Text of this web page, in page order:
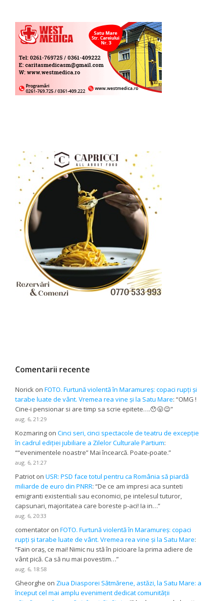
Comentarii recente
Norick onFOTO. Furtună violentă în Maramureș: copaci rupți și
tarabe luate de vânt. Vremea rea vine și la Satu Mare: “OMG !
Cine-i pensionar si are timp sa scrie epitete….😯😛😉”
aug. 6, 21:29
Kozmaring onCinci seri, cinci spectacole de teatru de excepție
în cadrul ediției jubiliare a Zilelor Culturale Partium:
““evenimentele noastre” Mai încearcă. Poate-poate.”
aug. 6, 21:27
Patriot onUSR: PSD face totul pentru ca România să piardă
miliarde de euro din PNRR: “De ce am impresi aca sunteti
emigranti existentiali sau economici, pe intelesul tuturor,
capsunari, majoritatea care boreste p-aci! Ia in…”
aug. 6, 20:33
comentator onFOTO. Furtună violentă în Maramureș: copaci
rupți și tarabe luate de vânt. Vremea rea vine și la Satu Mare:
“Fain oraș, ce mai! Nimic nu stă în picioare la prima adiere de
vânt pică. Ca să nu mai povestim…”
aug. 6, 18:58
Gheorghe on Ziua Diasporei Sătmărene, astăzi, la Satu Mare: a
început cel mai amplu eveniment dedicat comunității